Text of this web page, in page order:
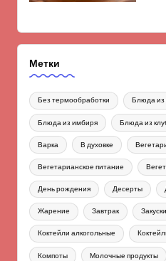
Метки
Без термообработки Блюда из
Блюда из имбиря Блюда из
Варка В духовке
Вегетарианское питание
День рождения Десерты
Жарение Завтрак Закуски
Коктейли алкогольные
Компоты Молочные продукты